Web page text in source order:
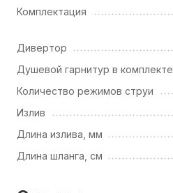
Комплектация
Дивертор
Душевой гарнитур в комплекте
Количество режимов струи
Излив
Длина излива, мм
Длина шланга, см